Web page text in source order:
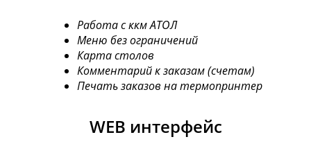
Работа с ккм АТОЛ
Меню без ограничений
Карта столов
Комментарий к заказам (счетам)
Печать заказов на термопринтер
WEB интерфейс